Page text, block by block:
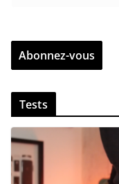
r
z
v
t
r
e
e
Abonnez-vous
Tests